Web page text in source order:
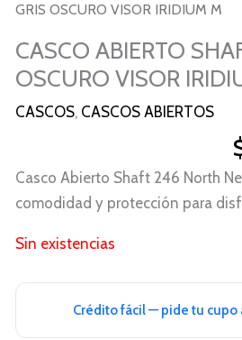
GRIS OSCURO VISOR IRIDIUM M
CASCO ABIERTO
OSCURO VISOR
CASCOS, CASCOS ABIERTOS
Casco Abierto Shaft 246 North
comodidad y protección para
Sin existencias
Crédito fácil — pide tu cupo